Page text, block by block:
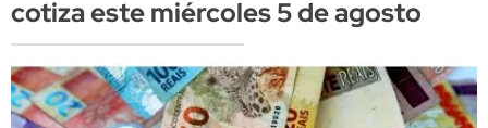
cotiza este miércoles 5 de agosto